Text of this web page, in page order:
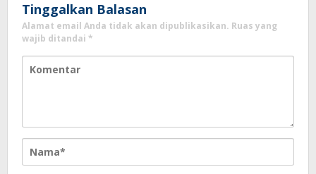
Tinggalkan Balasan
Alamat email Anda tidak akan dipublikasikan. Ruas yang
wajib ditandai *